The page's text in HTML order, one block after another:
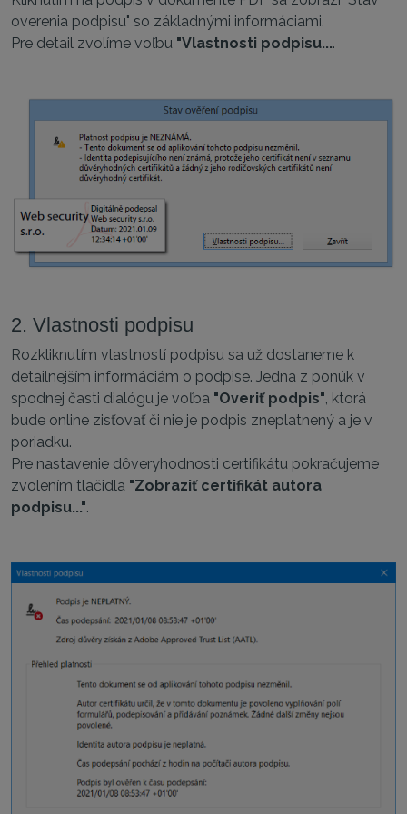
overenia podpisu" so základnými informáciami.
Pre detail zvolíme voľbu "Vlastnosti podpisu....
2. Vlastnosti podpisu
Rozkliknutím vlastností podpisu sa už dostaneme k
detailnejším informáciám o podpise. Jedna z ponúk v
spodnej časti dialógu je voľba "Overiť podpis", ktorá
bude online zisťovať či nie je podpis zneplatnený a je v
poriadku.
Pre nastavenie dôveryhodnosti certifikátu pokračujeme
zvolením tlačidla "Zobraziť certifikát autora
podpisu...".